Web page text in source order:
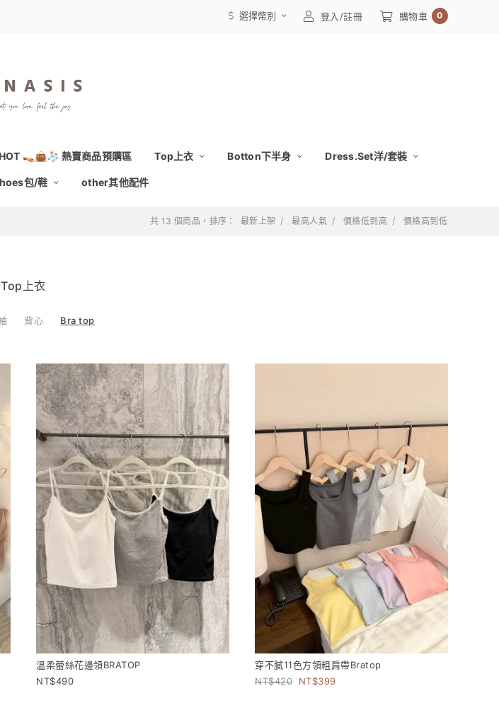
選擇幣別 登入/註冊 購物車 0
HOT 👡👜🧦 熱賣商品預購區 Top上衣 Botton下半身 Dress.Set洋/套裝
包/鞋 other其他配件
共 13 個商品，排序： 最新上架 最高人氣 價格低到高 價格高到低
Top上衣
背心 Bra top
溫柔蕾絲花邊領BRATOP
490
穿不膩11色方領粗肩帶Bratop
420
399